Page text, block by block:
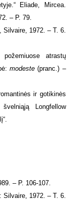
Eliade, Mircea.
– P. 79.
Silvaire, 1972. – T. 6.
atrastų
modeste (pranc.) –
ir gotikinės
Longfellow
– P. 106-107.
Silvaire, 1972. – T. 6.